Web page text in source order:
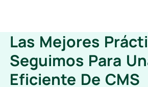
Las Mejores
Seguimos Para
Eficiente De CMS